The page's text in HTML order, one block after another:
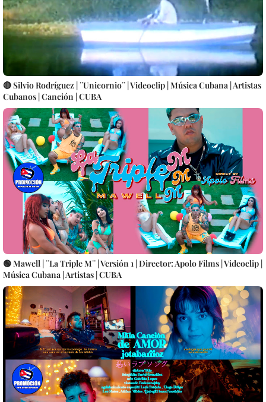
🔴 Silvio Rodríguez | ¨Unicornio¨ | Videoclip | Música Cubana | Artistas
Cubanos | Canción | CUBA
🟢 Mawell | ¨La Triple M¨ | Versión 1 | Director: Apolo Films | Videoclip |
Música Cubana | Artistas | CUBA